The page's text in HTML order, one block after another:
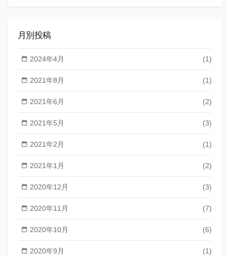
月別投稿
2024年4月 (1)
2021年8月 (1)
2021年6月 (2)
2021年5月 (3)
2021年2月 (1)
2021年1月 (2)
2020年12月 (3)
2020年11月 (7)
2020年10月 (6)
2020年9月 (1)